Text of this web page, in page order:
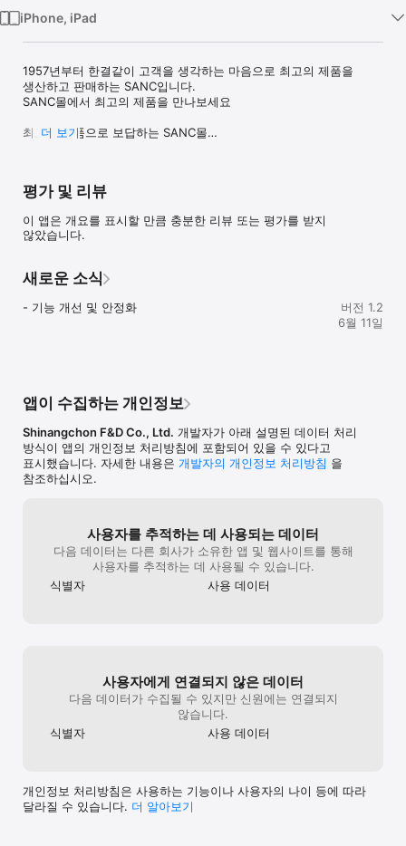
iPhone, iPad
1957년부터 한결같이 고객을 생각하는 마음으로 최고의 제품을
생산하고 판매하는 SANC입니다.
SANC몰에서 최고의 제품을 만나보세요
최고의 제품으로 보답하는 SANC몰
있습니다.
2. 신선한 런요구르트 정기배송
매일 생산되는 신선한 런요구르트를 원하는 요일과 주기에 맞게
3. 다양한 이벤트와 추천상품
SANC몰의 다양한 이벤트와 할인행사를 누구보다 빠르게
만나보세요.
「정보통신망 이용촉진 및 정보보호 등에 관한 법률」제22조의2에
따라 아래와 같은 목적으로 ‘앱 접근 권한’에 대한 동의를 이용자에게
받고 있습니다.
서비스에 반드시 필요한 항목만을 필수적으로 접근하고 있습니다.
선택적 접근의 항목은 허용하지 않더라도 서비스의 이용이 가능하며
그 내용은 아래와 같습니다.
■ 해당 사항 없음
[선택적 접근 권한]
■ 알림 - 서비스 변경 내용, 이벤트 등 알림 메세지 수신을 위해
필요한 권한입니다.
더 보기
평가 및 리뷰
이 앱은 개요를 표시할 만큼 충분한 리뷰 또는 평가를 받지
않았습니다.
새로운 소식
- 기능 개선 및 안정화
버전 1.2
6월 11일
앱이 수집하는 개인정보
Shinangchon F&D Co., Ltd. 개발자가 아래 설명된 데이터 처리
방식이 앱의 개인정보 처리방침에 포함되어 있을 수 있다고
표시했습니다. 자세한 내용은 개발자의 개인정보 처리방침 을
참조하십시오.
사용자를 추적하는 데 사용되는 데이터
다음 데이터는 다른 회사가 소유한 앱 및 웹사이트를 통해
사용자를 추적하는 데 사용될 수 있습니다.
식별자
사용 데이터
사용자에게 연결되지 않은 데이터
다음 데이터가 수집될 수 있지만 신원에는 연결되지
않습니다.
식별자
사용 데이터
개인정보 처리방침은 사용하는 기능이나 사용자의 나이 등에 따라
달라질 수 있습니다. 더 알⁠아⁠보⁠기